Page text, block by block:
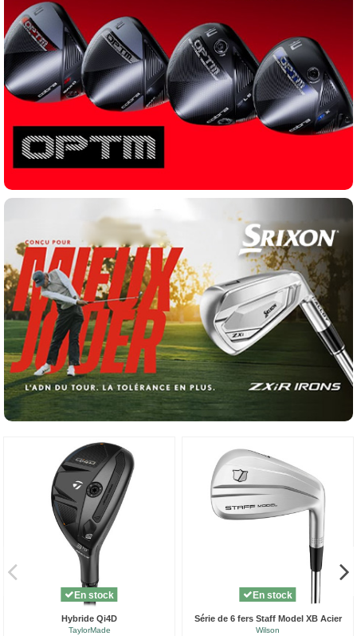
En stock
Hybride Qi4D
TaylorMade
En stock
Série de 6 fers Staff Model XB Acier
Wilson